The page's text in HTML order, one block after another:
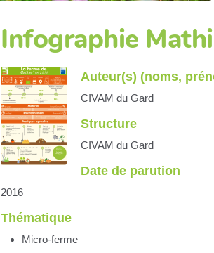
Infographie
Auteur(s) (noms,
CIVAM du Gard
Structure
CIVAM du Gard
Date de parution
2016
Thématique
Micro-ferme